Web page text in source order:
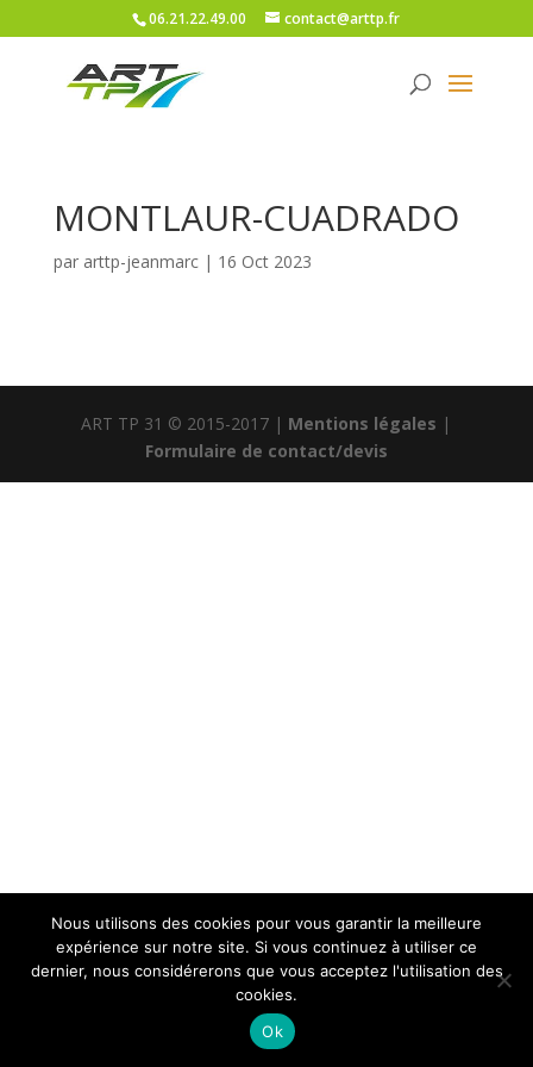
06.21.22.49.00 contact@arttp.fr
MONTLAUR-CUADRADO
par arttp-jeanmarc| 16 Oct 2023
ART TP 31 © 2015-2017 | Mentions légales |
Formulaire de contact/devis
Nous utilisons des cookies pour vous garantir la meilleure
expérience sur notre site. Si vous continuez à utiliser ce
dernier, nous considérerons que vous acceptez l'utilisation des
cookies.
Ok